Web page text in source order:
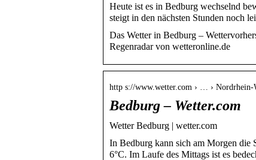
Heute ist es in Bedburg wechselnd
steigt in den nächsten Stunden noch
Das Wetter in Bedburg –
Regenradar von wetteronline.de
http s://www.wetter.com › … › Nordrhein-
Bedburg – Wetter.com
Wetter Bedburg | wetter.com
In Bedburg kann sich am Morgen die
6°C. Im Laufe des Mittags ist es